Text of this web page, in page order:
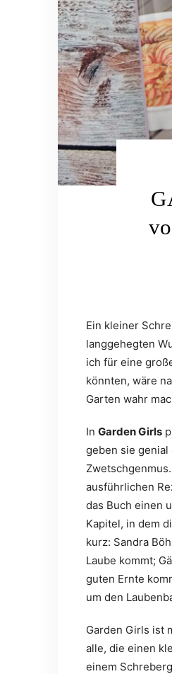
Ein kleiner
langgehegten
ich für eine
könnten, wäre
Garten wahr
In Garden Girls
geben sie
ausführlichen
das Buch einen
Kapitel, in dem
kurz: Sandra
Laube kommt;
guten Ernte
um den
Garden Girls ist
alle, die einen
einem